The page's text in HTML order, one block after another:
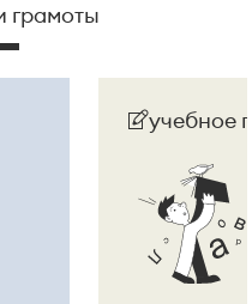
грамоты
учебное